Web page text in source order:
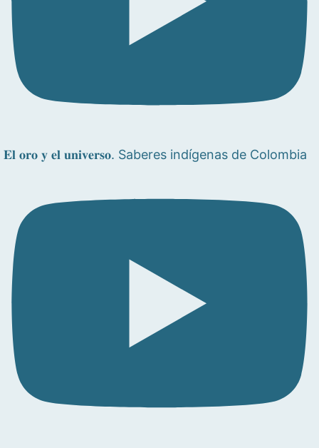
𝐄𝐥 𝐨𝐫𝐨 𝐲 𝐞𝐥 𝐮𝐧𝐢𝐯𝐞𝐫𝐬𝐨. Saberes indígenas de Colombia